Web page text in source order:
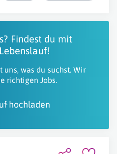
Findest du mit
uns, was du suchst. Wir
richtigen Jobs.
hochladen